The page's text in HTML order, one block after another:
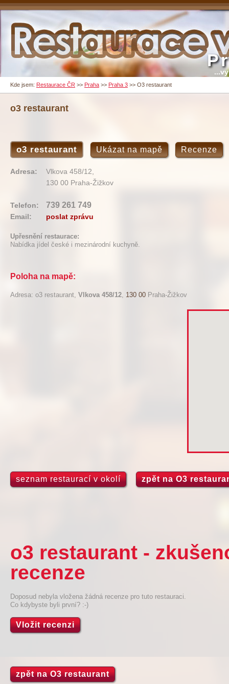
Kde jsem: Restaurace ČR >> Praha >> Praha 3 >> O3 restaurant
o3 restaurant
o3 restaurant Ukázat na mapě Recenze
Adresa:
Vlkova 458/12,
130 00 Praha-Žižkov
Telefon: 739 261 749
Email: poslat zprávu
Upřesnění restaurace:
Nabídka jídel české i mezinárodní kuchyně.
Poloha na mapě:
Adresa: o3 restaurant, Vlkova 458/12, 130 00 Praha-Žižkov
seznam restaurací v okolí zpět na O3
o3 restaurant -
recenze
Doposud nebyla vložena žádná recenze pro tuto restauraci.
Co kdybyste byli první? :-)
Vložit recenzi
zpět na O3 restaurant